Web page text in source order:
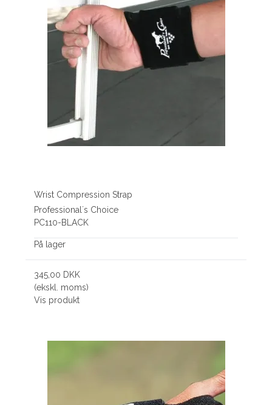
Wrist Compression Strap
Professional´s Choice
PC110-BLACK
På lager
345,00 DKK
(ekskl. moms)
Vis produkt